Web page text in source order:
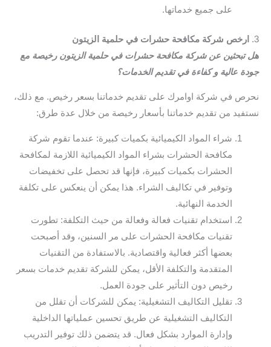
على جميع خدماتها.
3.
ارخص شركة مكافحة حشرات في حلمية الزيتون
هل تبحثين عن شركة مكافحة حشرات في حلمية الزيتون رخيصة مع
جودة عالية و كفاءة في تقديم الخدمات؟
نحرص في شركة اوامرك على تقديم خدماتنا بسعر رخيص. مع ذلك،
نستفيد من تقديم خدماتنا بأسعار رخيصة من خلال عدة طرق:
شراء المواد الكيميائية بكميات كبيرة: عندما تقوم شركة
مكافحة الحشرات بشراء المواد الكيميائية اللازمة لمكافحة
الحشرات بكميات كبيرة، فإنها قد تحصل على تخفيضات
وتوفير في تكاليف الشراء. هذا يمكن أن ينعكس على تكلفة
الخدمة النهائية.
استخدام تقنيات فعالة وفعالة من حيث التكلفة: تطورت
تقنيات مكافحة الحشرات على مر السنين، وقد أصبحت
بعضها أكثر فعالية واقتصادية. بالاستفادة من التقنيات
المتقدمة والتكلفة الأقل، يمكن للشركة تقديم خدمات بسعر
رخيص دون التأثير على جودة العمل.
تقليل التكاليف التشغيلية: يمكن للشركات أن تقلل من
التكاليف التشغيلية عن طريق تحسين عملياتها الداخلية
وإدارة الموارد بشكل فعال. قد يتضمن ذلك توفير التدريب